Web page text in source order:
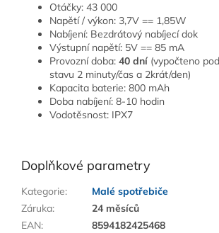
Otáčky: 43 000
Napětí / výkon: 3,7V == 1,85W
Nabíjení: Bezdrátový nabíjecí dok
Výstupní napětí: 5V == 85 mA
Provozní doba: 40 dní (vypočteno
stavu 2 minuty/čas a 2krát/den)
Kapacita baterie: 800 mAh
Doba nabíjení: 8-10 hodin
Vodotěsnost: IPX7
Doplňkové parametry
Kategorie:
Malé spotřebiče
Záruka:
24 měsíců
EAN:
8594182425468